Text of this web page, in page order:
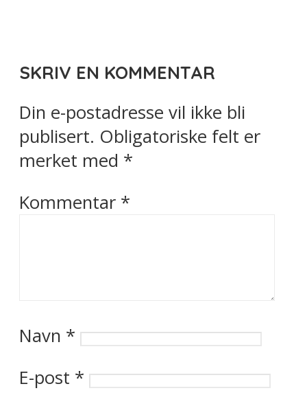
SKRIV EN KOMMENTAR
Din e-postadresse vil ikke bli
publisert. Obligatoriske felt er
merket med *
Kommentar *
Navn *
E-post *